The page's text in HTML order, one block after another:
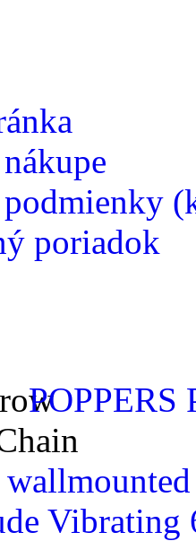
poriadok
Vibrating